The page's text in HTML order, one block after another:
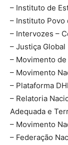
– Instituto de
– Instituto Povo
– Intervozes –
– Justiça Global
– Movimento
– Movimento
– Plataforma
– Relatoria
Adequada e
– Movimento
– Federação